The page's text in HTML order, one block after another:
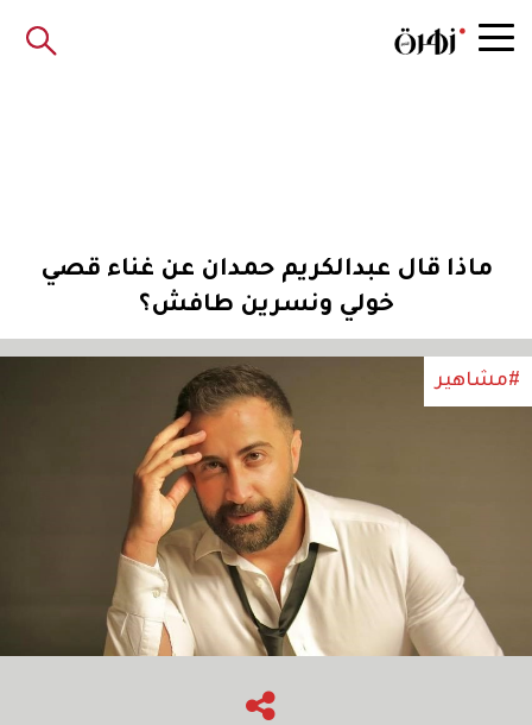
ماذا قال عبدالكريم حمدان عن غناء قصي
خولي ونسرين طافش؟
#مشاهير